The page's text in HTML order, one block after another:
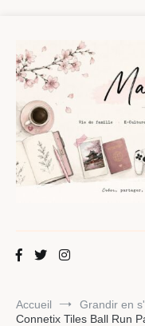
contenu
Maman Chou
Accueil
Grandir en
Connetix Tiles Ball Run